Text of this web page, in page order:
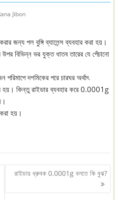
Jibon
জন্য পল বুঙ্গি ব্যালেন্স ব্যবহার করা হয়।
উপর বিভিন্ন ভর যুক্ত ধাতব তারের যে পেঁচানো
পরিমাপে দশমিকের পরে চারঘর অর্থাৎ
হয়। কিন্তু রাইডার ব্যবহার করে 0.0001g
হয়।
রাইডার ধ্রুবক 0.0001g বলতে কি বুঝ?